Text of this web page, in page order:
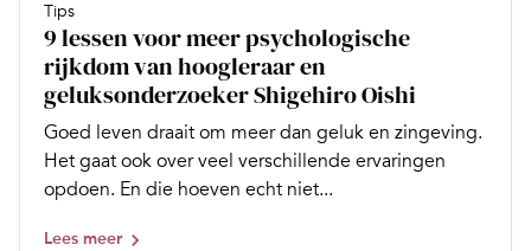
Tips
9 lessen voor meer psychologische
rijkdom van hoogleraar en
geluksonderzoeker Shigehiro Oishi
Goed leven draait om meer dan geluk en zingeving.
Het gaat ook over veel verschillende ervaringen
opdoen. En die hoeven echt niet...
Lees meer